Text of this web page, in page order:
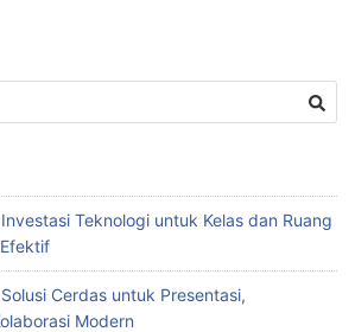
Teknologi untuk Kelas dan Ruang
Cerdas untuk Presentasi,
Modern